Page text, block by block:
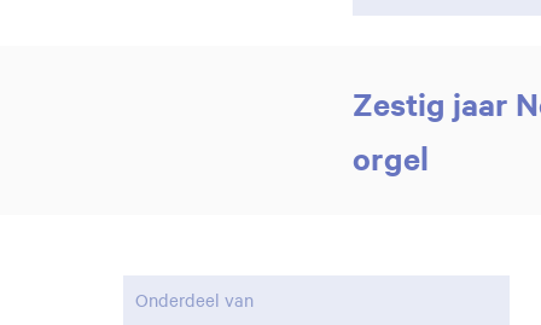
Zestig jaar
orgel
Onderdeel van